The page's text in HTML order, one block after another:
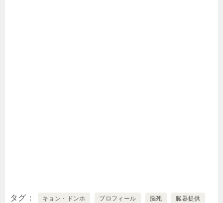
タグ キョン・ドンホ プロフィール 脳死 臓器提供